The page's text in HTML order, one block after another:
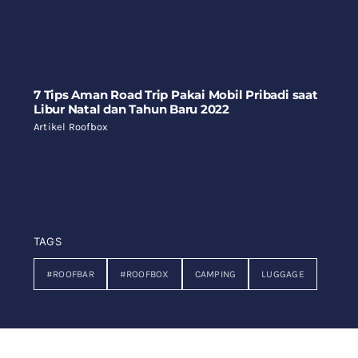
7 Tips Aman Road Trip Pakai Mobil Pribadi saat
Libur Natal dan Tahun Baru 2022
Artikel Roofbox
TAGS
#ROOFBAR #ROOFBOX CAMPING LUGGAGE